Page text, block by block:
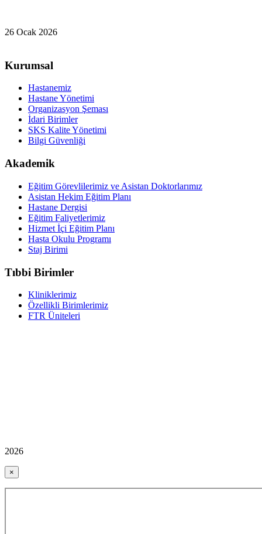
26 Ocak 2026
Kurumsal
Hastanemiz
Hastane Yönetimi
Organizasyon Şeması
İdari Birimler
SKS Kalite Yönetimi
Bilgi Güvenliği
Akademik
Eğitim Görevlilerimiz ve Asistan Doktorlarımız
Asistan Hekim Eğitim Planı
Hastane Dergisi
Eğitim Faliyetlerimiz
Hizmet İçi Eğitim Planı
Hasta Okulu Programı
Staj Birimi
Tıbbi Birimler
Kliniklerimiz
Özellikli Birimlerimiz
FTR Üniteleri
2026
×